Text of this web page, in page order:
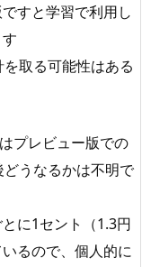
すと学習で利用し
取る可能性はある
プレビュー版での
うなるかは不明で
に1セント（1.3円
るので、個人的に